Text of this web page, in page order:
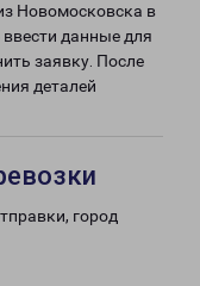
Новомосковска в
данные для
заявку. После
деталей
город